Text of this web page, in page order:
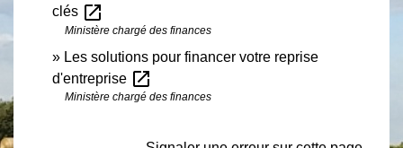
clés open_in_new
Ministère chargé des finances
Les solutions pour financer votre reprise
d'entreprise open_in_new
Ministère chargé des finances